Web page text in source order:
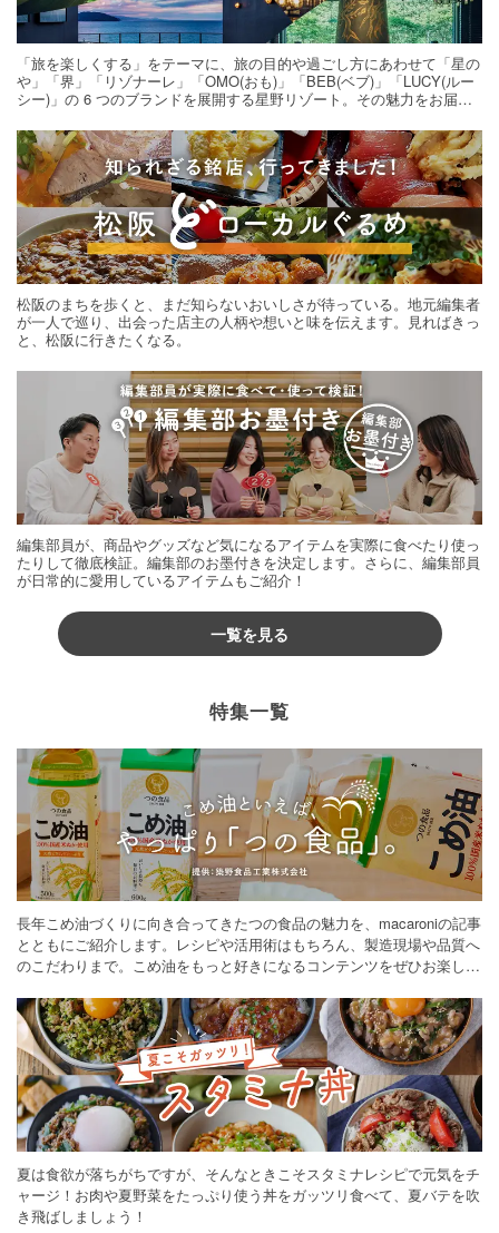
「旅を楽しくする」をテーマに、旅の目的や過ごし方にあわせて「星の
や」「界」「リゾナーレ」「OMO(おも)」「BEB(ベブ)」「LUCY(ルー
シー)」の 6 つのブランドを展開する星野リゾート。その魅力をお届け
松阪のまちを歩くと、まだ知らないおいしさが待っている。地元編集者
が一人で巡り、出会った店主の人柄や想いと味を伝えます。見ればきっ
と、松阪に行きたくなる。
編集部員が、商品やグッズなど気になるアイテムを実際に食べたり使っ
たりして徹底検証。編集部のお墨付きを決定します。さらに、編集部員
が日常的に愛用しているアイテムもご紹介！
一覧を見る
特集一覧
長年こめ油づくりに向き合ってきたつの食品の魅力を、macaroniの記事
とともにご紹介します。レシピや活用術はもちろん、製造現場や品質へ
のこだわりまで。こめ油をもっと好きになるコンテンツをぜひお楽しみ
夏は食欲が落ちがちですが、そんなときこそスタミナレシピで元気をチ
ャージ！お肉や夏野菜をたっぷり使う丼をガッツリ食べて、夏バテを吹
き飛ばしましょう！